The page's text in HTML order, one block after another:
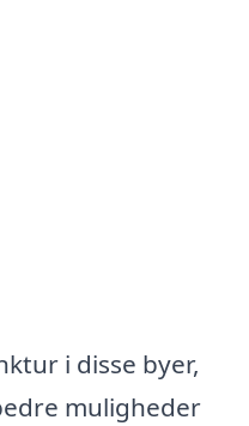
i disse byer,
muligheder